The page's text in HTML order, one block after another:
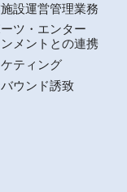
設運営管理業務
ツ・エンター
メントとの連携
ティング
ウンド誘致